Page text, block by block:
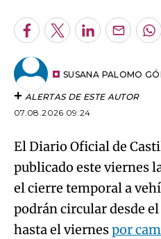
Facebook
TwitterLinkedInEnviar
SUSANA PALOMO
ALERTAS DE ESTE AUTOR
07.08.2026 09:24
El Diario Oficial de
publicado este viernes
el cierre temporal a
podrán circular desde
hasta el viernespor